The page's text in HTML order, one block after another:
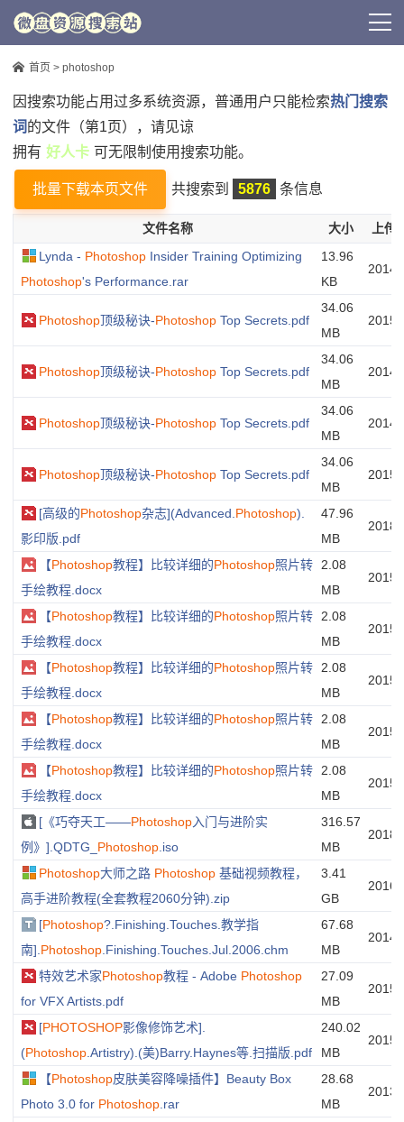
首页 > photoshop
因搜索功能占用过多系统资源，普通用户只能检索热门搜索
词 的文件（第1页），请见谅
拥有 好人卡 可无限制使用搜索功能。
批量下载本页文件 共搜索到 5876 条信息
文件名称 大小
上传
Lynda - Photoshop Insider Training Optimizing
Photoshop's Performance.rar
13.96
KB
Photoshop顶级秘诀-Photoshop Top Secrets.pdf
34.06
MB
Photoshop顶级秘诀-Photoshop Top Secrets.pdf
34.06
MB
Photoshop顶级秘诀-Photoshop Top Secrets.pdf
34.06
MB
Photoshop顶级秘诀-Photoshop Top Secrets.pdf
34.06
MB
[高级的Photoshop杂志](Advanced. Photoshop).
影印版.pdf
47.96
MB
【Photoshop教程】比较详细的Photoshop照片转
手绘教程.docx
2.08
MB
【Photoshop教程】比较详细的Photoshop照片转
手绘教程.docx
2.08
MB
【Photoshop教程】比较详细的Photoshop照片转
手绘教程.docx
2.08
MB
【Photoshop教程】比较详细的Photoshop照片转
手绘教程.docx
2.08
MB
【Photoshop教程】比较详细的Photoshop照片转
手绘教程.docx
2.08
MB
[《巧夺天工——Photoshop入门与进阶实
例》].QDTG_ Photoshop .iso
316.57
MB
Photoshop大师之路 Photoshop 基础视频教程，
高手进阶教程(全套教程2060分钟).zip
3.41
GB
[Photoshop?.Finishing.Touches.教学指
南]. Photoshop .Finishing.Touches.Jul.2006.chm
67.68
MB
特效艺术家Photoshop教程 - Adobe Photoshop
for VFX Artists.pdf
27.09
MB
[PHOTOSHOP影像修饰艺术].
(Photoshop .Artistry).(美)Barry.Haynes等.扫描版.pdf
240.02
MB
【Photoshop皮肤美容降噪插件】Beauty Box
Photo 3.0 for Photoshop .rar
28.68
MB